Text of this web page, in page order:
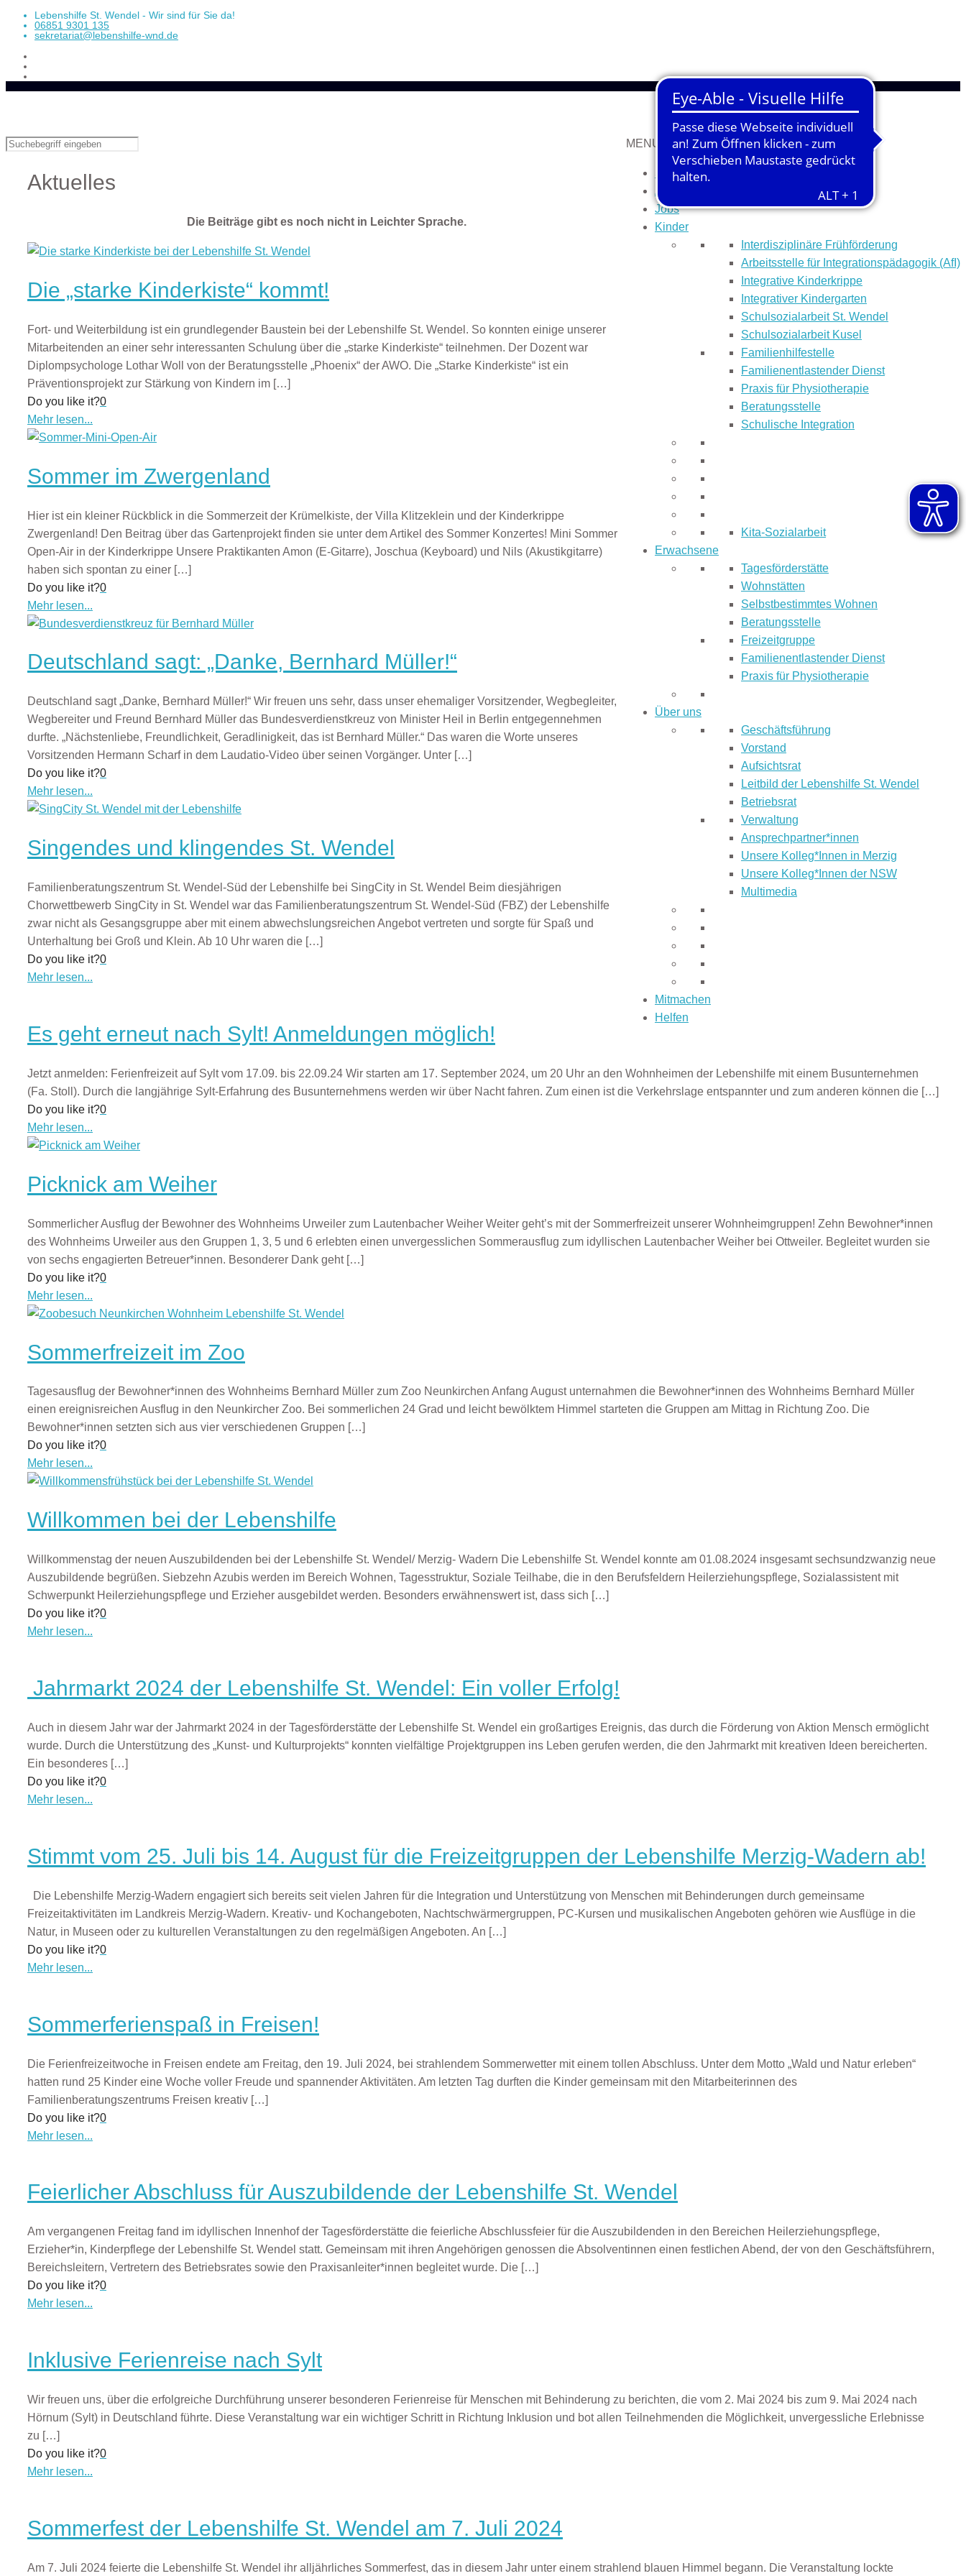
Lebenshilfe St. Wendel - Wir sind für Sie da!
06851 9301 135
sekretariat@lebenshilfe-wnd.de
MENU MENU
Start
Aktuelles
Jobs
Kinder
Inter­dis­ziplinäre Früh­­förderung
Arbeitsstelle für Integrationspädagogik (AfI)
Integrative Kinderkrippe
Integrativer Kindergarten
Schulsozialarbeit St. Wendel
Schulsozialarbeit Kusel
Familienhilfestelle
Familienentlastender Dienst
Praxis für Physiotherapie
Beratungsstelle
Schulische Integration
Kita-Sozialarbeit
Erwachsene
Tagesförderstätte
Wohnstätten
Selbstbestimmtes Wohnen
Beratungsstelle
Freizeitgruppe
Familienentlastender Dienst
Praxis für Physiotherapie
Über uns
Geschäftsführung
Vorstand
Aufsichtsrat
Leitbild der Lebenshilfe St. Wendel
Betriebsrat
Verwaltung
Ansprechpartner*innen
Unsere Kolleg*Innen in Merzig
Unsere Kolleg*Innen der NSW
Multimedia
Mitmachen
Helfen
Aktuelles
Die Beiträge gibt es noch nicht in Leichter Sprache.
Die „starke Kinderkiste“ kommt!
Fort- und Weiterbildung ist ein grundlegender Baustein bei der Lebenshilfe St. Wendel. So konnten einige unserer
Mitarbeitenden an einer sehr interessanten Schulung über die „starke Kinderkiste“ teilnehmen. Der Dozent war
Diplompsychologe Lothar Woll von der Beratungsstelle „Phoenix“ der AWO. Die „Starke Kinderkiste“ ist ein
Präventionsprojekt zur Stärkung von Kindern im […]
Do you like it?0
Mehr lesen...
Sommer im Zwergenland
Hier ist ein kleiner Rückblick in die Sommerzeit der Krümelkiste, der Villa Klitzeklein und der Kinderkrippe
Zwergenland! Den Beitrag über das Gartenprojekt finden sie unter dem Artikel des Sommer Konzertes! Mini Sommer
Open-Air in der Kinderkrippe Unsere Praktikanten Amon (E-Gitarre), Joschua (Keyboard) und Nils (Akustikgitarre)
haben sich spontan zu einer […]
Do you like it?0
Mehr lesen...
Deutschland sagt: „Danke, Bernhard Müller!“
Deutschland sagt „Danke, Bernhard Müller!“ Wir freuen uns sehr, dass unser ehemaliger Vorsitzender, Wegbegleiter,
Wegbereiter und Freund Bernhard Müller das Bundesverdienstkreuz von Minister Heil in Berlin entgegennehmen
durfte. „Nächstenliebe, Freundlichkeit, Geradlinigkeit, das ist Bernhard Müller.“ Das waren die Worte unseres
Vorsitzenden Hermann Scharf in dem Laudatio-Video über seinen Vorgänger. Unter […]
Do you like it?0
Mehr lesen...
Singendes und klingendes St. Wendel
Familienberatungszentrum St. Wendel-Süd der Lebenshilfe bei SingCity in St. Wendel Beim diesjährigen
Chorwettbewerb SingCity in St. Wendel war das Familienberatungszentrum St. Wendel-Süd (FBZ) der Lebenshilfe
zwar nicht als Gesangsgruppe aber mit einem abwechslungsreichen Angebot vertreten und sorgte für Spaß und
Unterhaltung bei Groß und Klein. Ab 10 Uhr waren die […]
Do you like it?0
Mehr lesen...
Es geht erneut nach Sylt! Anmeldungen möglich!
Jetzt anmelden: Ferienfreizeit auf Sylt vom 17.09. bis 22.09.24 Wir starten am 17. September 2024, um 20 Uhr an den Wohnheimen der Lebenshilfe mit einem Busunternehmen
(Fa. Stoll). Durch die langjährige Sylt-Erfahrung des Busunternehmens werden wir über Nacht fahren. Zum einen ist die Verkehrslage entspannter und zum anderen können die […]
Do you like it?0
Mehr lesen...
Picknick am Weiher
Sommerlicher Ausflug der Bewohner des Wohnheims Urweiler zum Lautenbacher Weiher Weiter geht’s mit der Sommerfreizeit unserer Wohnheimgruppen! Zehn Bewohner*innen
des Wohnheims Urweiler aus den Gruppen 1, 3, 5 und 6 erlebten einen unvergesslichen Sommerausflug zum idyllischen Lautenbacher Weiher bei Ottweiler. Begleitet wurden sie
von sechs engagierten Betreuer*innen. Besonderer Dank geht[…]
Do you like it?0
Mehr lesen...
Sommerfreizeit im Zoo
Tagesausflug der Bewohner*innen des Wohnheims Bernhard Müller zum Zoo Neunkirchen Anfang August unternahmen die Bewohner*innen des Wohnheims Bernhard Müller
einen ereignisreichen Ausflug in den Neunkircher Zoo. Bei sommerlichen 24 Grad und leicht bewölktem Himmel starteten die Gruppen am Mittag in Richtung Zoo. Die
Bewohner*innen setzten sich aus vier verschiedenen Gruppen […]
Do you like it?0
Mehr lesen...
Willkommen bei der Lebenshilfe
Willkommenstag der neuen Auszubildenden bei der Lebenshilfe St. Wendel/ Merzig- Wadern Die Lebenshilfe St. Wendel konnte am 01.08.2024 insgesamt sechsundzwanzig neue
Auszubildende begrüßen. Siebzehn Azubis werden im Bereich Wohnen, Tagesstruktur, Soziale Teilhabe, die in den Berufsfeldern Heilerziehungspflege, Sozialassistent mit
Schwerpunkt Heilerziehungspflege und Erzieher ausgebildet werden. Besonders erwähnenswert ist, dass sich […]
Do you like it?0
Mehr lesen...
Jahrmarkt 2024 der Lebenshilfe St. Wendel: Ein voller Erfolg!
Auch in diesem Jahr war der Jahrmarkt 2024 in der Tagesförderstätte der Lebenshilfe St. Wendel ein großartiges Ereignis, das durch die Förderung von Aktion Mensch ermöglicht
wurde. Durch die Unterstützung des „Kunst- und Kulturprojekts“ konnten vielfältige Projektgruppen ins Leben gerufen werden, die den Jahrmarkt mit kreativen Ideen bereicherten.
Ein besonderes […]
Do you like it?0
Mehr lesen...
Stimmt vom 25. Juli bis 14. August für die Freizeitgruppen der Lebenshilfe Merzig-Wadern ab!
Die Lebenshilfe Merzig-Wadern engagiert sich bereits seit vielen Jahren für die Integration und Unterstützung von Menschen mit Behinderungen durch gemeinsame
Freizeitaktivitäten im Landkreis Merzig-Wadern. Kreativ- und Kochangeboten, Nachtschwärmergruppen, PC-Kursen und musikalischen Angeboten gehören wie Ausflüge in die
Natur, in Museen oder zu kulturellen Veranstaltungen zu den regelmäßigen Angeboten. An […]
Do you like it?0
Mehr lesen...
Sommerferienspaß in Freisen!
Die Ferienfreizeitwoche in Freisen endete am Freitag, den 19. Juli 2024, bei strahlendem Sommerwetter mit einem tollen Abschluss. Unter dem Motto „Wald und Natur erleben“
hatten rund 25 Kinder eine Woche voller Freude und spannender Aktivitäten. Am letzten Tag durften die Kinder gemeinsam mit den Mitarbeiterinnen des
Familienberatungszentrums Freisen kreativ […]
Do you like it?0
Mehr lesen...
Feierlicher Abschluss für Auszubildende der Lebenshilfe St. Wendel
Am vergangenen Freitag fand im idyllischen Innenhof der Tagesförderstätte die feierliche Abschlussfeier für die Auszubildenden in den Bereichen Heilerziehungspflege,
Erzieher*in, Kinderpflege der Lebenshilfe St. Wendel statt. Gemeinsam mit ihren Angehörigen genossen die Absolventinnen einen festlichen Abend, der von den Geschäftsführern,
Bereichsleitern, Vertretern des Betriebsrates sowie den Praxisanleiter*innen begleitet wurde. Die […]
Do you like it?0
Mehr lesen...
Inklusive Ferienreise nach Sylt
Wir freuen uns, über die erfolgreiche Durchführung unserer besonderen Ferienreise für Menschen mit Behinderung zu berichten, die vom 2. Mai 2024 bis zum 9. Mai 2024 nach
Hörnum (Sylt) in Deutschland führte. Diese Veranstaltung war ein wichtiger Schritt in Richtung Inklusion und bot allen Teilnehmenden die Möglichkeit, unvergessliche Erlebnisse
zu […]
Do you like it?0
Mehr lesen...
Sommerfest der Lebenshilfe St. Wendel am 7. Juli 2024
Am 7. Juli 2024 feierte die Lebenshilfe St. Wendel ihr alljährliches Sommerfest, das in diesem Jahr unter einem strahlend blauen Himmel begann. Die Veranstaltung lockte